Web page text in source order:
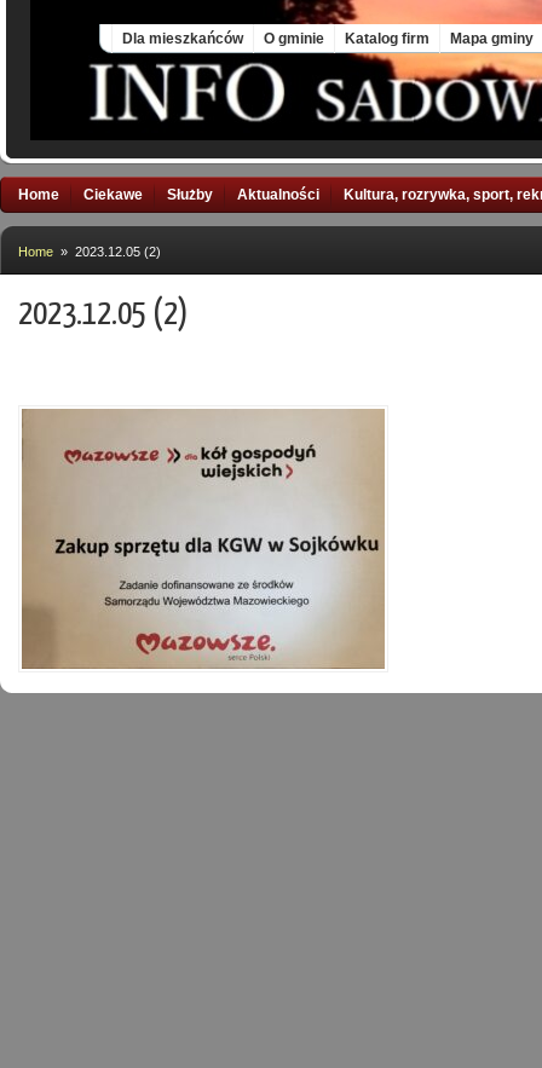
Dla mieszkańców O gminie Katalog firm Mapa gminy
Home Ciekawe Służby Aktualności Kultura, rozrywka, sport,
Home » 2023.12.05 (2)
2023.12.05 (2)